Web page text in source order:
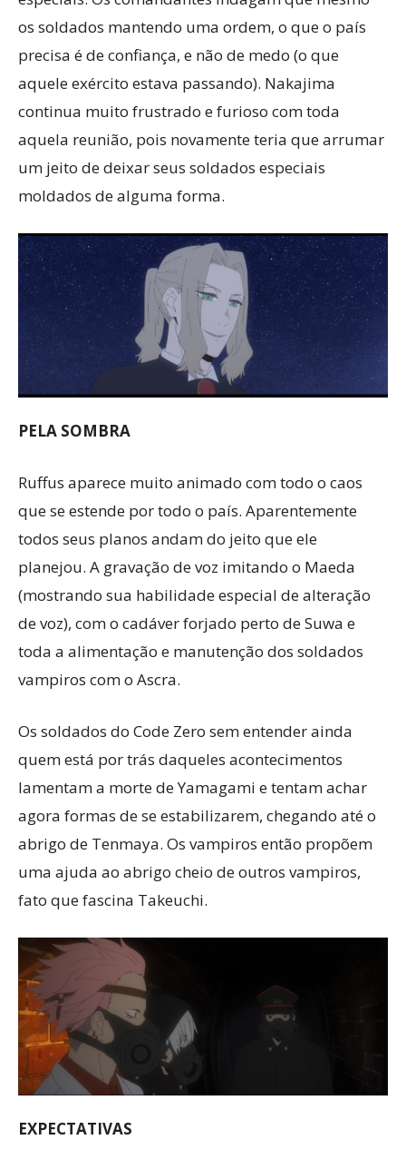
os soldados mantendo uma ordem, o que o país
precisa é de confiança, e não de medo (o que
aquele exército estava passando). Nakajima
continua muito frustrado e furioso com toda
aquela reunião, pois novamente teria que arrumar
um jeito de deixar seus soldados especiais
moldados de alguma forma.
PELA SOMBRA
Ruffus aparece muito animado com todo o caos
que se estende por todo o país. Aparentemente
todos seus planos andam do jeito que ele
planejou. A gravação de voz imitando o Maeda
(mostrando sua habilidade especial de alteração
de voz), com o cadáver forjado perto de Suwa e
toda a alimentação e manutenção dos soldados
vampiros com o Ascra.
Os soldados do Code Zero sem entender ainda
quem está por trás daqueles acontecimentos
lamentam a morte de Yamagami e tentam achar
agora formas de se estabilizarem, chegando até o
abrigo de Tenmaya. Os vampiros então propõem
uma ajuda ao abrigo cheio de outros vampiros,
fato que fascina Takeuchi.
EXPECTATIVAS